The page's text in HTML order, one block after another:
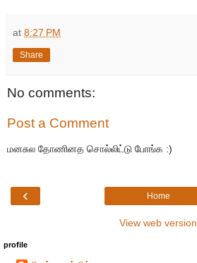
at 8:27 PM
Share
No comments:
Post a Comment
மனசுல தோணினத சொல்லிட்டு போங்க :)
‹ Home
View web version
profile